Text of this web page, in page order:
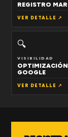
REGISTRO
VER DETALLE ↗
🔍
VISIBILIDAD
GOOGLE
VER DETALLE ↗